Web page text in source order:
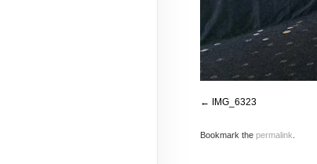
IMG_6323
Bookmark the permalink